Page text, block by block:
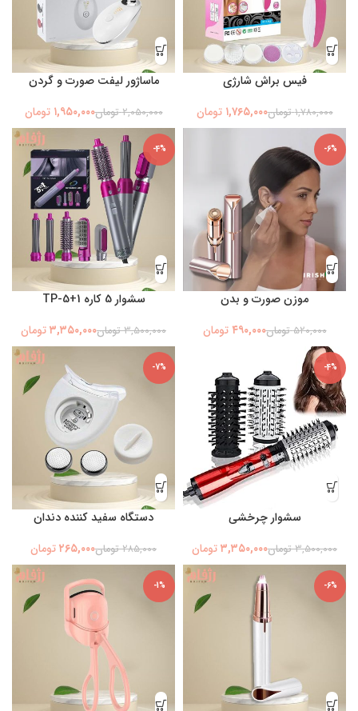
فیس براش شارژی
۱,۷۸۰,۰۰۰ تومان۱,۷۶۵,۰۰۰ تومان
ماساژور لیفت صورت و گردن
۲,۰۵۰,۰۰۰ تومان۱,۹۵۰,۰۰۰ تومان
-6%
موزن صورت و بدن
۵۲۰,۰۰۰ تومان۴۹۰,۰۰۰ تومان
-4%
سشوار 5 کاره TP-5+1
۳,۵۰۰,۰۰۰ تومان۳,۳۵۰,۰۰۰تومان
-4%
سشوار چرخشی
۳,۵۰۰,۰۰۰ تومان۳,۳۵۰,۰۰۰تومان
-7%
دستگاه سفید کننده دندان
۲۸۵,۰۰۰ تومان۲۶۵,۰۰۰تومان
-6%
-1%